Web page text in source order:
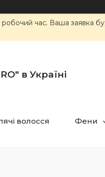
робочий час. Ваша заявка
в Україні
волосся Фени